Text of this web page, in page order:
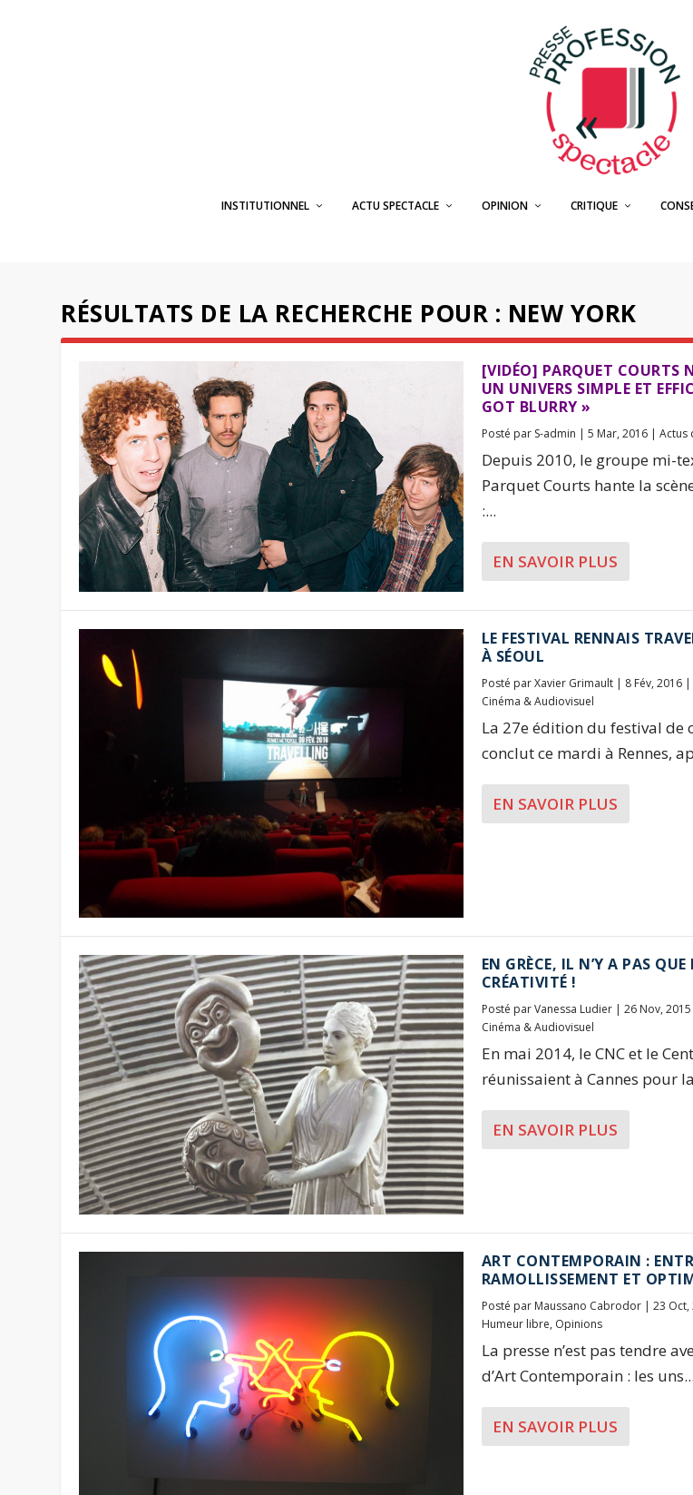
INSTITUTIONNEL ACTU SPECTACLE OPINION CRITIQUE
RÉSULTATS DE LA RECHERCHE POUR : NEW YORK
[VIDÉO] PARQUET COURTS
UN UNIVERS SIMPLE ET
GOT BLURRY »
Posté par S-admin | 5 Mar, 2016| Actus
Depuis 2010, le groupe mi-
Parquet Courts hante la
:...
EN SAVOIR PLUS
LE FESTIVAL RENNAIS
À SÉOUL
Posté parXavier Grimault| 8 Fév, 2016|
Cinéma & Audiovisuel
La 27e édition du festival de
conclut ce mardi à Rennes,
EN SAVOIR PLUS
EN GRÈCE, IL N’Y A PAS
CRÉATIVITÉ !
Posté parVanessa Ludier| 26 Nov, 2015
Cinéma & Audiovisuel
En mai 2014, le CNC et le
réunissaient à Cannes pour
EN SAVOIR PLUS
ART CONTEMPORAIN :
RAMOLLISSEMENT ET
Posté par Maussano Cabrodor| 23 Oct,
Humeur libre, Opinions
La presse n’est pas tendre
d’Art Contemporain : les uns...
EN SAVOIR PLUS